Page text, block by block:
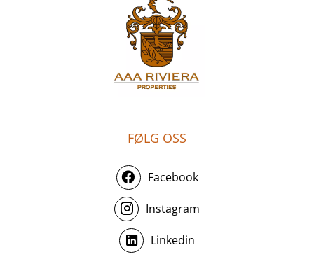
FØLG OSS
Facebook
Instagram
Linkedin